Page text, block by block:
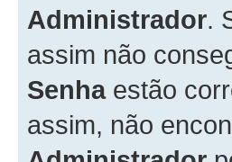
Administrador.
assim não
Senhaestão
assim, não